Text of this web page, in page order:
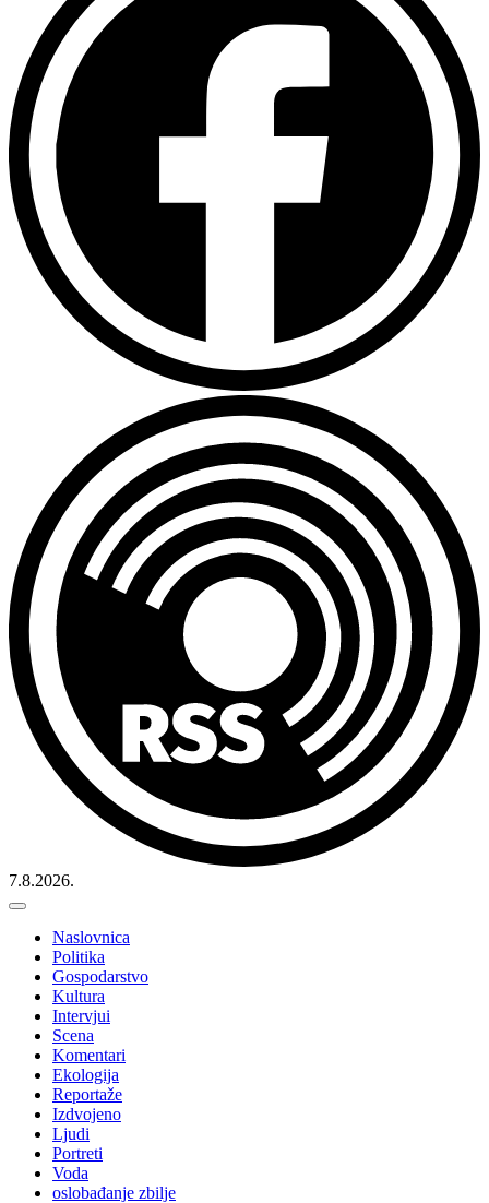
7.8.2026.
Naslovnica
Politika
Gospodarstvo
Kultura
Intervjui
Scena
Komentari
Ekologija
Reportaže
Izdvojeno
Ljudi
Portreti
Voda
oslobađanje zbilje